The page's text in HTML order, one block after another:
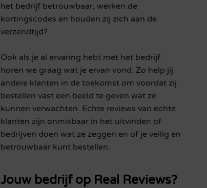
het bedrijf betrouwbaar, werken de
kortingscodes en houden zij zich aan de
verzendtijd?
Ook als je al ervaring hebt met het bedrijf
horen we graag wat je ervan vond. Zo help jij
andere klanten in de toekomst om voordat zij
bestellen vast een beeld te geven wat ze
kunnen verwachten. Echte reviews van echte
klanten zijn onmisbaar in het uitvinden of
bedrijven doen wat ze zeggen en of je veilig en
betrouwbaar kunt bestellen.
Jouw bedrijf op Real Reviews?